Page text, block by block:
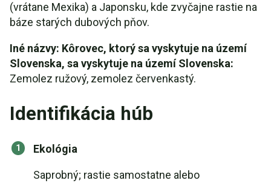
(vrátane Mexika) a Japonsku, kde zvyčajne rastie na
báze starých dubových pňov.
Iné názvy: Kôrovec, ktorý sa vyskytuje na území
Slovenska, sa vyskytuje na území Slovenska:
Zemolez ružový, zemolez červenkastý.
Identifikácia húb
Ekológia
Saprobný; rastie samostatne alebo